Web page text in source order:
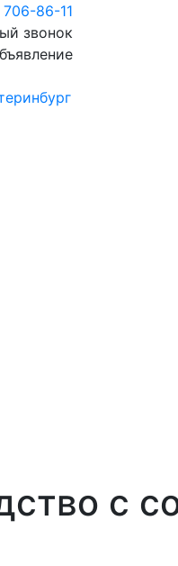
86-11
звонок
с